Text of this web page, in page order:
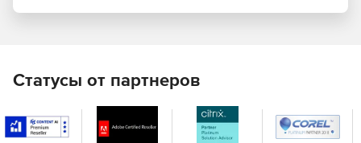
Программа позволяет существенно повысить
клиента.
Статусы от партнеров